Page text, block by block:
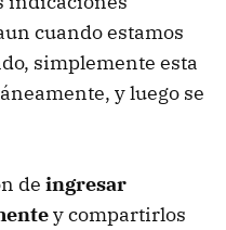
cuando estamos
simplemente esta
y luego se
de ingresar
y compartirlos